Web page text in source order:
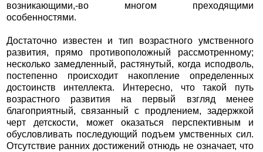
возникающими,-во многом преходящими
особенностями.
Достаточно известен и тип возрастного умственного
развития, прямо противоположный рассмотренному;
несколько замедленный, растянутый, когда исподволь,
постепенно происходит накопление определенных
достоинств интеллекта. Интересно, что такой путь
возрастного развития на первый взгляд менее
благоприятный, связанный с продлением, задержкой
черт детскости, может оказаться перспективным и
обусловливать последующий подъем умственных сил.
Отсутствие ранних достижений отнюдь не означает, что